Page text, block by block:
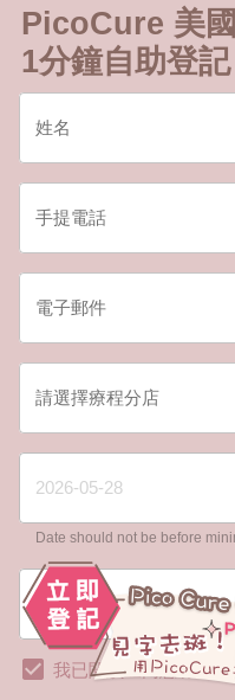
PicoCure 美
1分鐘自助登
Date should not be before
我已閱讀並同意有關登